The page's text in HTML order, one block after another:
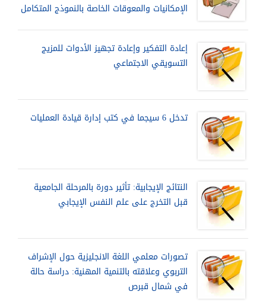
الإمكانيات والمعوقات الخاصة بالنموذج المتكامل
إعادة التفكير وإعادة تجهيز الأدوات للمزيج
التسويقي الاجتماعي
تدخل 6 سيجما في كتب إدارة قيادة العمليات
النتائج الإيجابية: تأثير دورة بالمرحلة الجامعية
قبل التخرج على علم النفس الإيجابي
تصورات معلمي اللغة الانجليزية حول الإشراف
التربوي وعلاقته بالتنمية المهنية: دراسة حالة
في شمال قبرص